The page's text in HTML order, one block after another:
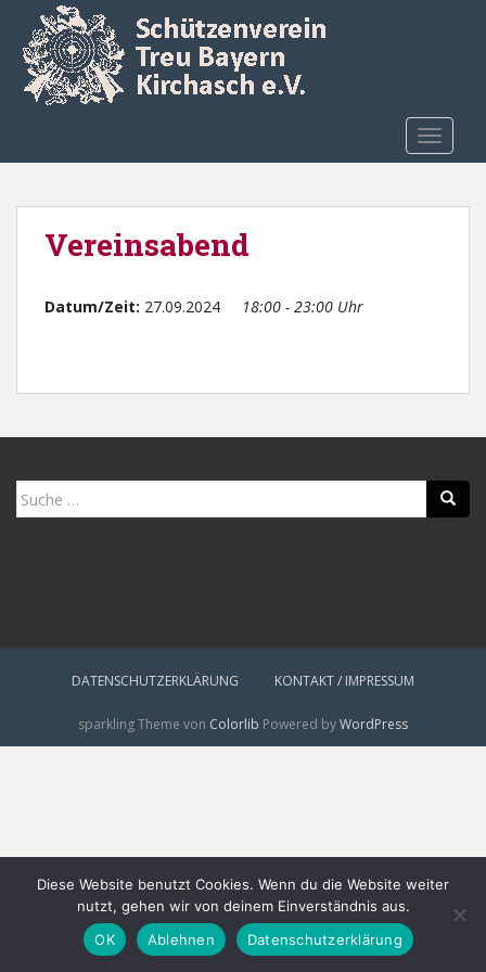
Skip to main content
Vereinsabend
Datum/Zeit: 27.09.2024 18:00 - 23:00 Uhr
Suche
nach:
DATENSCHUTZERKLÄRUNG KONTAKT / IMPRESSUM
sparkling Theme von Colorlib Powered byWordPress
Diese Website benutzt Cookies. Wenn du die Website weiter
nutzt, gehen wir von deinem Einverständnis aus.
OK
Ablehnen Datenschutzerklärung